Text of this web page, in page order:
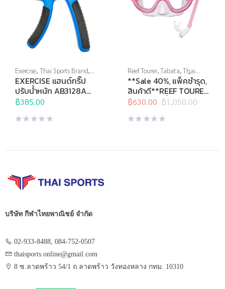
Exercise, Thai Sports Brand,
บริหารมือ,อุปกรณ์บริหารกาย
อุปกรณ์เพื่อสุขภาพ
EXERCISE แฮนด์กริ๊ป
ปรับน้ำหนัก AB3128A
10-40 กก.
฿385.00
Reef Tourer,Tabata,Thai
Sports Brand,กีฬาทางน้ำ,
หน้ากากดำน้ำ,อุปกรณ์ดำน้ำ
**Sale 40%, แพ็คชำรุด,
สินค้าดี**REEF TOURER
หน้ากากดำน้ำชุด สำหรับ
RC9201
฿1,050.00
Original
price
was:
฿630.00
Current
price
is:
บริษัท กีฬาไทยพาณิชย์ จำกัด
02-933-8488, 084-752-0507
thaisports.online@gmail.com
8 ซ.ลาดพร้าว 54/1 ถ.ลาดพร้าว วังทองหลาง กทม. 10310